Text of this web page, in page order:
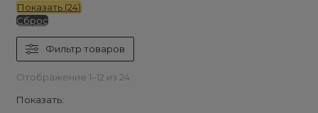
Показать (24)
Сброс
Фильтр товаров
Отображение 1–12 из 24
Показать: